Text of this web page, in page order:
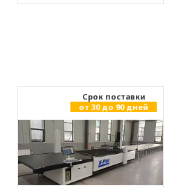
Cрок поставки
от 30 до 90 дней